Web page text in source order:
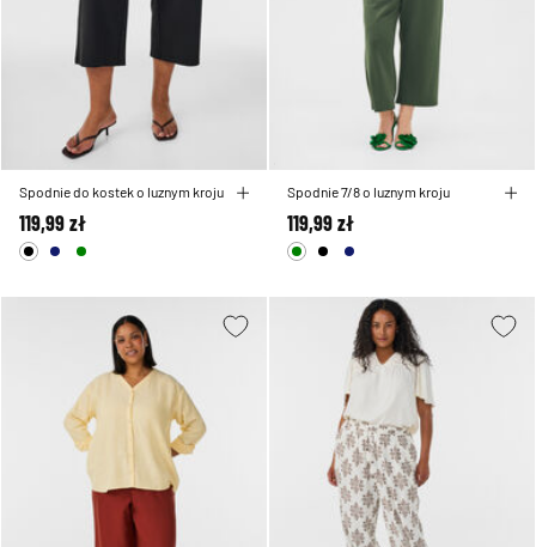
Spodnie do kostek o luznym kroju
119,99 zł
Spodnie 7/8 o luznym kroju
119,99 zł